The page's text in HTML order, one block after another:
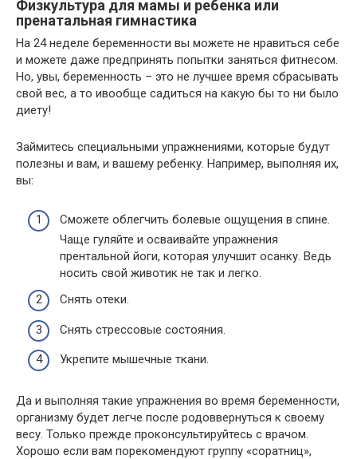
Физкультура для мамы и ребенка или
пренатальная гимнастика
На 24 неделе беременности вы можете не нравиться себе
и можете даже предпринять попытки заняться фитнесом.
Но, увы, беременность – это не лучшее время сбрасывать
свой вес, а то ивообще садиться на какую бы то ни было
диету!
Займитесь специальными упражнениями, которые будут
полезны и вам, и вашему ребенку. Например, выполняя их,
вы:
Сможете облегчить болевые ощущения в спине.
Чаще гуляйте и осваивайте упражнения
прентальной йоги, которая улучшит осанку. Ведь
носить свой животик не так и легко.
Снять отеки.
Снять стрессовые состояния.
Укрепите мышечные ткани.
Да и выполняя такие упражнения во время беременности,
организму будет легче после родоввернуться к своему
весу. Только прежде проконсультируйтесь с врачом.
Хорошо если вам порекомендуют группу «соратниц»,